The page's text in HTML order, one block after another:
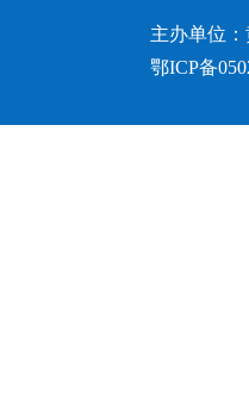
主办单位
鄂ICP备